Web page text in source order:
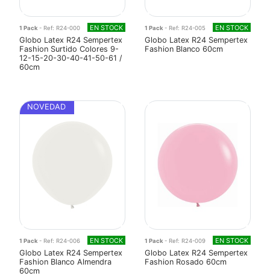
1 Pack - Ref: R24-000 EN STOCK
Globo Latex R24 Sempertex
Fashion Surtido Colores 9-
12-15-20-30-40-41-50-61 /
60cm
1 Pack - Ref: R24-005 EN STOCK
Globo Latex R24 Sempertex
Fashion Blanco 60cm
NOVEDAD
1 Pack- Ref: R24-006 EN STOCK
Globo Latex R24 Sempertex
Fashion Blanco Almendra
60cm
1 Pack- Ref: R24-009 EN STOCK
Globo Latex R24 Sempertex
Fashion Rosado 60cm